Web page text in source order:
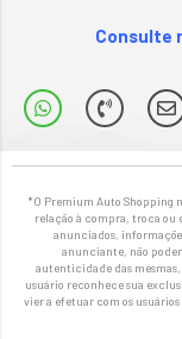
Consulte
*O Premium Auto Shopping
relação à compra, troca ou
anunciados,
anunciante, não
autenticidade das
usuário reconhece sua
vier a efetuar com os